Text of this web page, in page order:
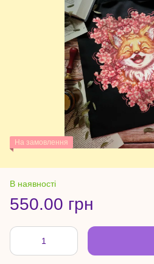
На замовлення
В наявності
550.00 грн